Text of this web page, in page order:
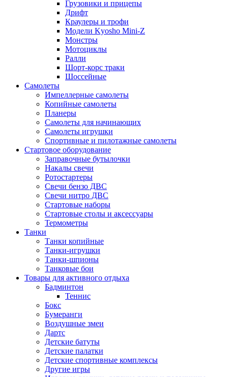
Грузовики и прицепы
Дрифт
Краулеры и трофи
Модели Kyosho Mini-Z
Монстры
Мотоциклы
Ралли
Шорт-корс траки
Шоссейные
Самолеты
Импеллерные самолеты
Копийные самолеты
Планеры
Самолеты для начинающих
Самолеты игрушки
Спортивные и пилотажные самолеты
Стартовое оборудование
Заправочные бутылочки
Накалы свечи
Ротостартеры
Свечи бензо ДВС
Свечи нитро ДВС
Стартовые наборы
Стартовые столы и аксессуары
Термометры
Танки
Танки копийные
Танки-игрушки
Танки-шпионы
Танковые бои
Товары для активного отдыха
Бадминтон
Теннис
Бокс
Бумеранги
Воздушные змеи
Дартс
Детские батуты
Детские палатки
Детские спортивные комплексы
Другие игры